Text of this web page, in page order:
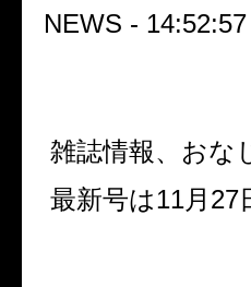
NEWS - 14:52:57
雑誌情報、おな
最新号は11月27